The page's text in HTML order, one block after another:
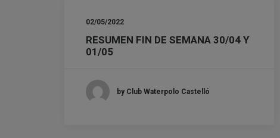
02/05/2022
RESUMEN FIN DE SEMANA 30/04 Y
01/05
by Club Waterpolo Castelló